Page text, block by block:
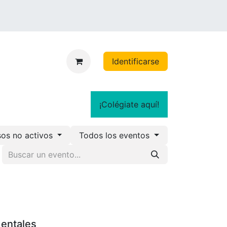
Identificarse
¡Colégiate aquí!
no activos Todos los eventos